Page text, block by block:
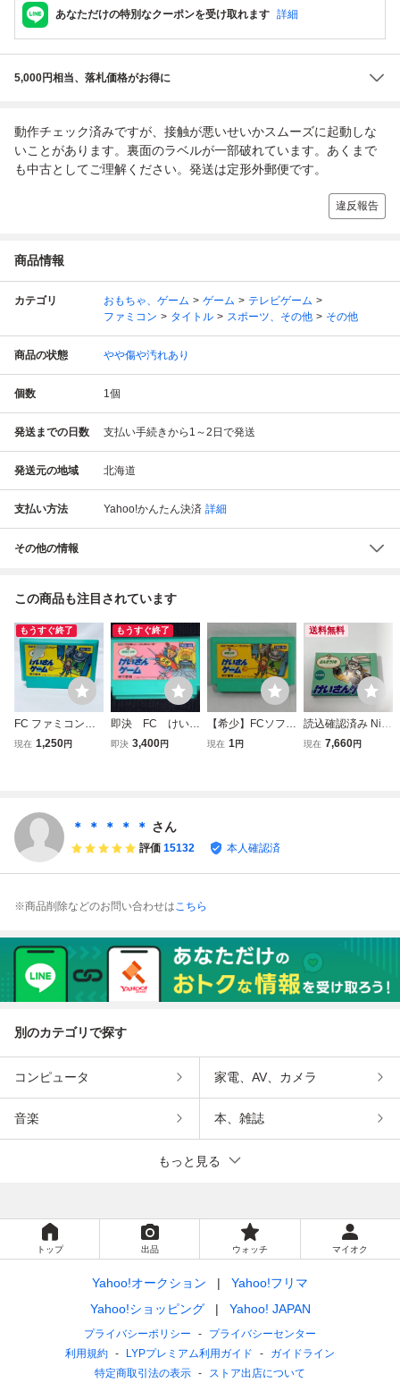
あなただけの特別なクーポンを受け取れます 詳細
5,000円相当、落札価格がお得に
動作チェック済みですが、接触が悪いせいかスムーズに起動しな
いことがあります。裏面のラベルが一部破れています。あくまで
も中古としてご理解ください。発送は定形外郵便です。
違反報告
商品情報
カテゴリ おもちゃ、ゲーム ゲーム
テレビゲーム
ファミコン
タイトル スポーツ、その他 その他
商品の状態 やや傷や汚れあり
個数 1個
発送までの日数 支払い手続きから1～2日で発送
発送元の地域 北海道
支払い方法 Yahoo!かんたん決済 詳細
その他の情報
この商品も注目されています
もうすぐ終了
FC ファミコンソ
フト けいさんゲー
現在 1,250円
もうすぐ終了
即決 FC けいさ
んゲーム 算数5・
即決 3,400円
【希少】FCソフト
けいさんゲーム 算
現在 1円
送料無料
読込確認済み Nint
endoファミコン F
現在 7,660円
＊ ＊ ＊ ＊ ＊ さん
評価 15132 本人確認済
※商品削除などのお問い合わせはこちら
別のカテゴリで探す
コンピュータ 家電、AV、カメラ
音楽 本、雑誌
もっと見る
トップ 出品 ウォッチ マイオク
Yahoo!オークション
Yahoo!フリマ
Yahoo!ショッピング
Yahoo! JAPAN
プライバシーポリシー
プライバシーセンター
利用規約
LYPプレミアム利用ガイド
ガイドライン
特定商取引法の表示
ストア出店について